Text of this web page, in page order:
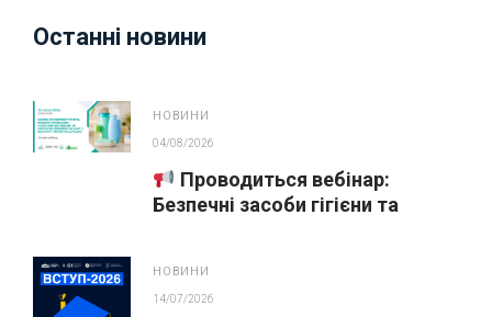
Останні новини
НОВИНИ
04/08/2026
Проводиться вебінар:
Безпечні засоби гігієни та
НОВИНИ
14/07/2026